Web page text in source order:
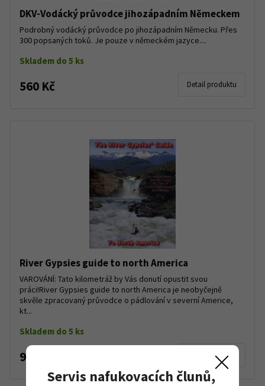
DKV-Vodácký průvodce jihozápadním Německem
Podrobný vodácký průvodce po jihozápadním Německu. Přes
300 popsaných toků. Je pouze v německém jazyce....
Skladem do 5 ks
560 Kč Detail produktu
River Gypsies guide to north America
VAROVÁNÍ: Tato kilometráž by Vás donutí opustit svou
práci!River Gypsies guide to north America je neobyčejně
skvěle zpracovaný průvodce o pádlování v severní Americe,
kt...
Skladem do 5 ks
982 Kč Detail produktu
Servis nafukovacích člunů,